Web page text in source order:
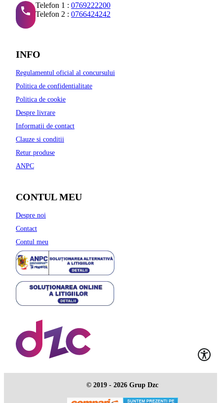
Telefon 1 : 0769222200
Telefon 2 : 0766424242
INFO
Regulamentul oficial al concursului
Politica de confidentialitate
Politica de cookie
Despre livrare
Informatii de contact
Clauze si conditii
Retur produse
ANPC
CONTUL MEU
Despre noi
Contact
Contul meu
© 2019 - 2026 Grup Dzc